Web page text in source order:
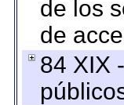
de los
de
84 XIX